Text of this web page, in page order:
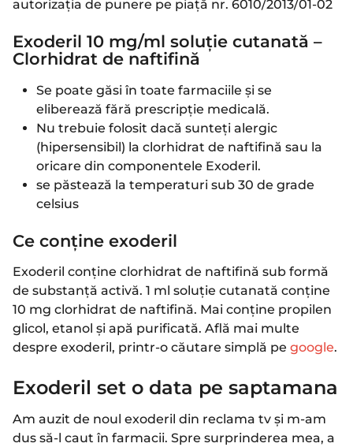
autorizația de punere pe piață nr. 6010/2013/01-02
Exoderil 10 mg/ml soluţie cutanată –
Clorhidrat de naftifină
Se poate găsi în toate farmaciile și se
eliberează fără prescripție medicală.
Nu trebuie folosit dacă sunteţi alergic
(hipersensibil) la clorhidrat de naftifină sau la
oricare din componentele Exoderil.
se păstează la temperaturi sub 30 de grade
celsius
Ce conține exoderil
Exoderil conține clorhidrat de naftifină sub formă
de substanţă activă. 1 ml soluţie cutanată conţine
10 mg clorhidrat de naftifină. Mai conține propilen
glicol, etanol și apă purificată. Află mai multe
despre exoderil, printr-o căutare simplă pe google.
Exoderil set o data pe saptamana
Am auzit de noul exoderil din reclama tv și m-am
dus să-l caut în farmacii. Spre surprinderea mea, a